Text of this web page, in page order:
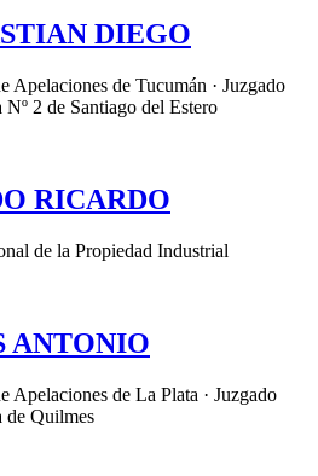
DIEGO
Apelaciones de Tucumán · Juzgado
2 de Santiago del Estero
RICARDO
de la Propiedad Industrial
ANTONIO
Apelaciones de La Plata · Juzgado
de Quilmes